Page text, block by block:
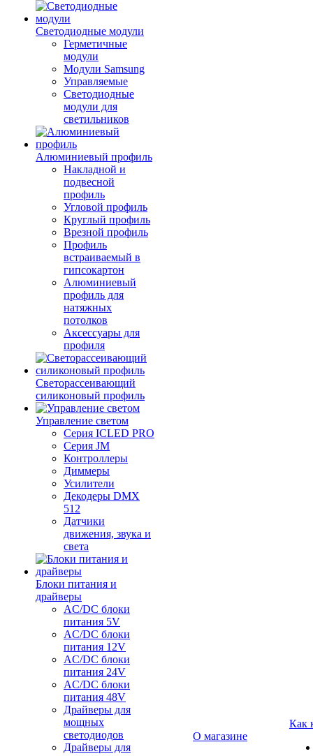
Светодиодные модули
Герметичные
модули
Модули Samsung
Управляемые
Светодиодные
модули для
светильников
Алюминиевый профиль
Накладной и
подвесной
профиль
Угловой профиль
Круглый профиль
Врезной профиль
Профиль
встраиваемый в
гипсокартон
Алюминиевый
профиль для
натяжных
потолков
Аксессуары для
профиля
Светорассеивающий
силиконовый профиль
Управление светом
Серия ICLED PRO
Серия JM
Контроллеры
Диммеры
Усилители
Декодеры DMX
512
Датчики
движения, звука и
света
Блоки питания и
драйверы
AC/DC блоки
питания 5V
AC/DC блоки
питания 12V
AC/DC блоки
питания 24V
AC/DC блоки
питания 48V
Драйверы для
мощных
светодиодов
Драйверы для
О магазине
Как